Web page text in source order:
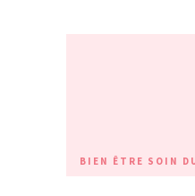
BIEN ÊTRE SOIN